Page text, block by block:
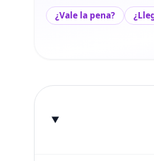
¿Vale la pena?